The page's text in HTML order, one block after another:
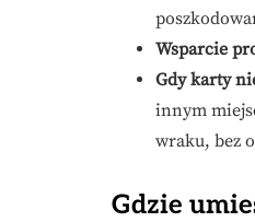
Wsparcie
Gdy karty
innym
wraku, bez
Gdzie